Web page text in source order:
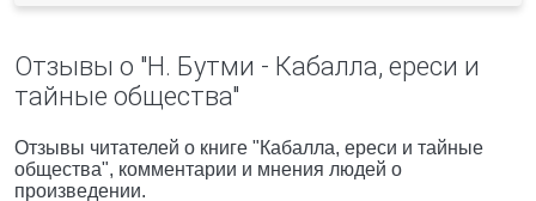
Отзывы о "Н. Бутми - Кабалла, ереси и
тайные общества"
Отзывы читателей о книге "Кабалла, ереси и тайные
общества", комментарии и мнения людей о
произведении.